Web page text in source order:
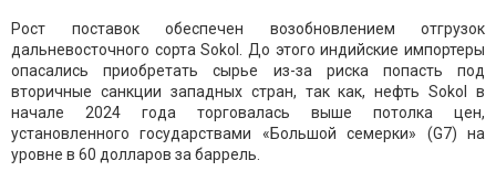
Рост поставок обеспечен возобновлением отгрузок
дальневосточного сорта Sokol. До этого индийские импортеры
опасались приобретать сырье из-за риска попасть под
вторичные санкции западных стран, так как, нефть Sokol в
начале 2024 года торговалась выше потолка цен,
установленного государствами «Большой семерки» (G7) на
уровне в 60 долларов за баррель.